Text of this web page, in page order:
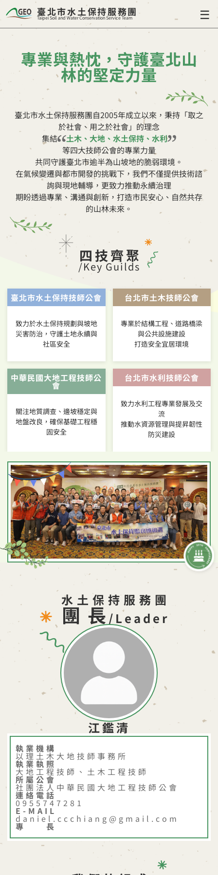
臺北市水土保持服務團
Taipei Soil and Water Conservation Service Team ☰
專業與熱忱，守護臺北山
林的堅定力量
臺北市水土保持服務團自2005年成立以來，秉持「取之
於社會、用之於社會」的理念
集結
土木、大地、水土保持、水利
等四大技師公會的專業力量
共同守護臺北市逾半為山坡地的脆弱環境。
在氣候變遷與都市開發的挑戰下，我們不僅提供技術諮
詢與現地輔導，更致力推動永續治理
期盼透過專業、溝通與創新，打造市民安心、自然共存
的山林未來。
四技齊聚
/Key Guilds
臺北市水土保持技師公會
致力於水土保持規劃與坡地
災害防治，守護土地永續與
社區安全
台北市土木技師公會
專業於結構工程、道路橋梁
與公共設施建設
打造安全宜居環境
中華民國大地工程技師公
會
關注地質調查、邊坡穩定與
地盤改良，確保基礎工程穩
固安全
台北市水利技師公會
致力水利工程專業發展及交
流
推動水資源管理與提昇韌性
防災建設
水土保持服務團
團長/Leader
江鑑清
執業機構
以理土木大地技師事務所
執業執照
大地工程技師、土木工程技師
所屬公會
社團法人中華民國大地工程技師公會
連絡電話
0955747281
E-MAIL
daniel.ccchiang@gmail.com
專 長